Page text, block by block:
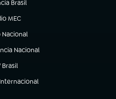
Brasil
nova aba)
MEC
em nova aba)
Nacional
Nacional
aba)
Brasilem nova aba)
aba)